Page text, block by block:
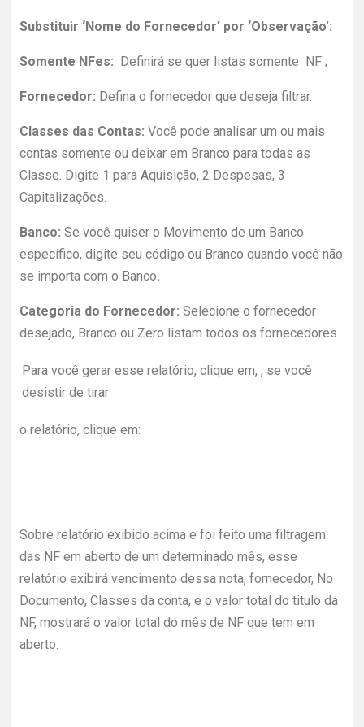
Substituir ‘Nome do Fornecedor’ por ‘Observação’:
Somente NFes: Definirá se quer listas somente NF ;
Fornecedor: Defina o fornecedor que deseja filtrar.
Classes das Contas: Você pode analisar um ou mais
contas somente ou deixar em Branco para todas as
Classe. Digite 1 para Aquisição, 2 Despesas, 3
Capitalizações.
Banco: Se você quiser o Movimento de um Banco
especifico, digite seu código ou Branco quando você não
se importa com o Banco.
Categoria do Fornecedor: Selecione o fornecedor
desejado, Branco ou Zero listam todos os fornecedores.
Para você gerar esse relatório, clique em, , se você
desistir de tirar
o relatório, clique em:
Sobre relatório exibido acima e foi feito uma filtragem
das NF em aberto de um determinado mês, esse
relatório exibirá vencimento dessa nota, fornecedor, No
Documento, Classes da conta, e o valor total do titulo da
NF, mostrará o valor total do mês de NF que tem em
aberto.